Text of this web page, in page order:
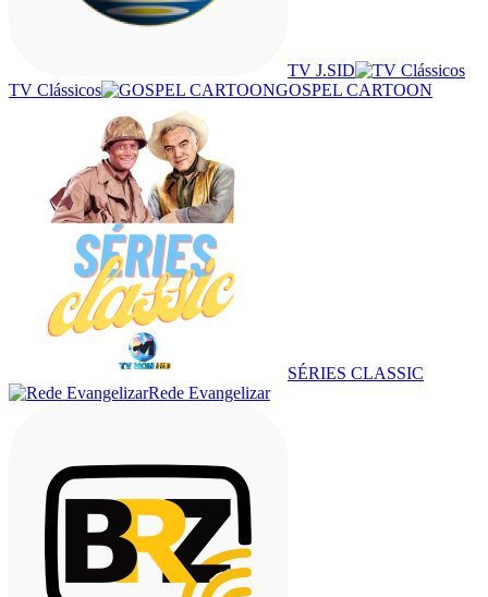
TV J.SID
TV Clássicos
GOSPEL CARTOON
SÉRIES CLASSIC
Rede Evangelizar